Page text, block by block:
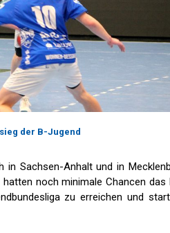
der B-Jugend
in Sachsen-Anhalt und in
noch minimale Chancen das
zu erreichen und